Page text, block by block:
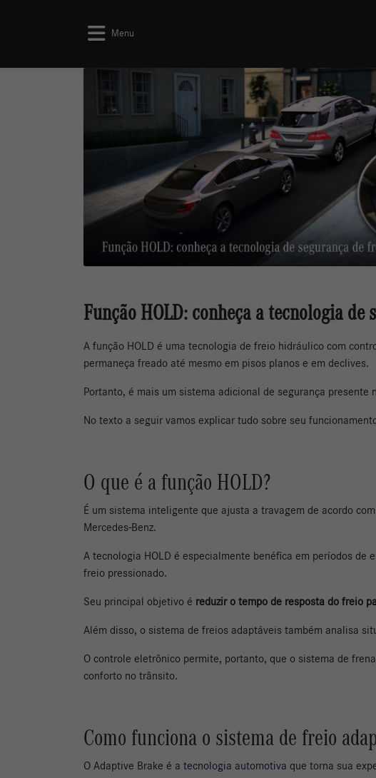
Menu
Função HOLD: conheça a tecnologia de
A função HOLD é uma tecnologia de freio hidráulico com
permaneça freado até mesmo em pisos planos e em declives.
Portanto, é mais um sistema adicional de segurança presente
No texto a seguir vamos explicar tudo sobre seu
O que é a função HOLD?
É um sistema inteligente que ajusta a travagem de acordo
Mercedes-Benz.
A tecnologia HOLD é especialmente benéfica em períodos
freio pressionado.
Seu principal objetivo é reduzir o tempo de resposta do freio
Além disso, o sistema de freios adaptáveis também analisa
O controle eletrônico permite, portanto, que o sistema de
conforto no trânsito.
Como funciona o sistema de freio
O Adaptive Brake é a tecnologia automotiva que torna sua